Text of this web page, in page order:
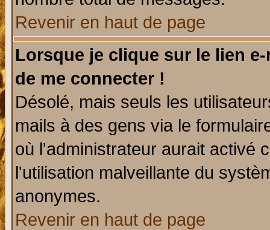
Revenir en haut de page
Lorsque je clique sur le lien
de me connecter !
Désolé, mais seuls les
mails à des gens via le
où l'administrateur aurait activé
l'utilisation malveillante du
anonymes.
Revenir en haut de page